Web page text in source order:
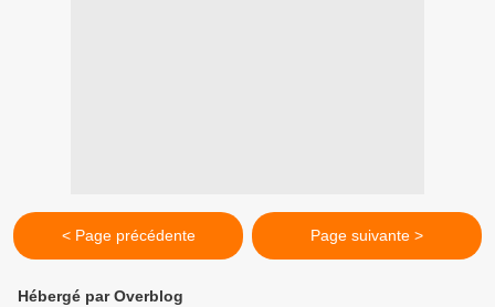
< Page précédente Page suivante >
Hébergé par Overblog